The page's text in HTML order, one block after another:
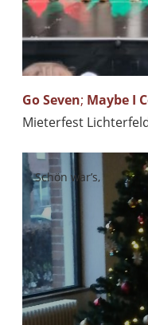
Go Seven; Maybe I
Mieterfest
Schön war’s,